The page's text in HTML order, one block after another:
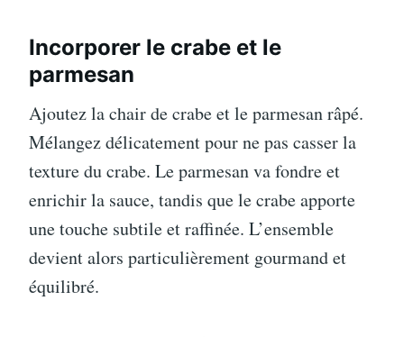
Incorporer le crabe et le
parmesan
Ajoutez la chair de crabe et le parmesan râpé.
Mélangez délicatement pour ne pas casser la
texture du crabe. Le parmesan va fondre et
enrichir la sauce, tandis que le crabe apporte
une touche subtile et raffinée. L’ensemble
devient alors particulièrement gourmand et
équilibré.